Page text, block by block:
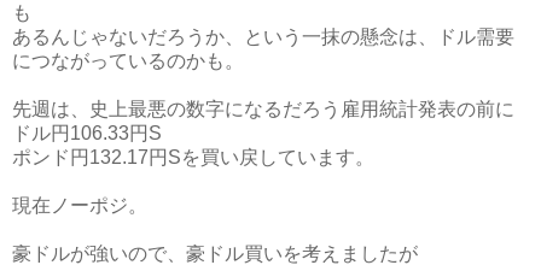
も
あるんじゃないだろうか、という一抹の懸念は、ドル需要
につながっているのかも。
先週は、史上最悪の数字になるだろう雇用統計発表の前に
ドル円106.33円S
ポンド円132.17円Sを買い戻しています。
現在ノーポジ。
豪ドルが強いので、豪ドル買いを考えましたが